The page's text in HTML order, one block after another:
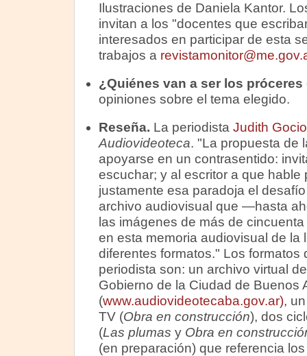
Ilustraciones de Daniela Kantor.
invitan a los "docentes que
interesados en participar de esta
trabajos a
¿Quiénes van a ser los
opiniones sobre el tema elegido.
Reseña. La periodista Judith
Audiovideoteca. "La propuesta de
apoyarse en un contrasentido:
escuchar; y al escritor a que hable
justamente esa paradoja el
archivo audiovisual que —hasta
las imágenes de más de
en esta memoria audiovisual de la
diferentes formatos." Los formatos
periodista son: un archivo virtual
Gobierno de la Ciudad de Buenos
(www.audiovideotecaba.gov.ar),
TV (Obra en construcción), dos
(Las plumas y Obra en
(en preparación) que referencia